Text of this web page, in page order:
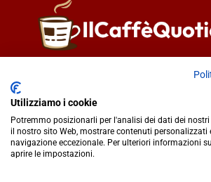
C.F. 92076900858
Chi siamo
Utilizziamo i cookie
Potremmo posizionarli per l'analisi dei dati dei
il nostro sito Web, mostrare contenuti personalizzati
navigazione eccezionale. Per ulteriori informazioni
aprire le impostazioni.